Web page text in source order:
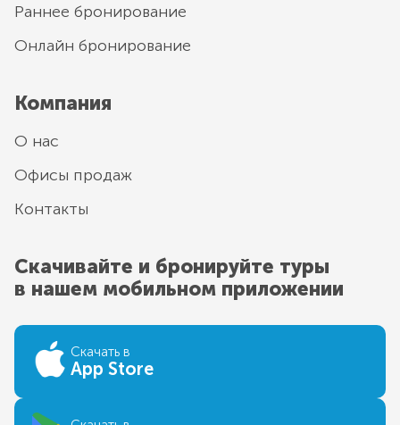
Раннее бронирование
Онлайн бронирование
Компания
О нас
Офисы продаж
Контакты
Скачивайте и бронируйте туры
в нашем мобильном приложении
Скачать в
App Store